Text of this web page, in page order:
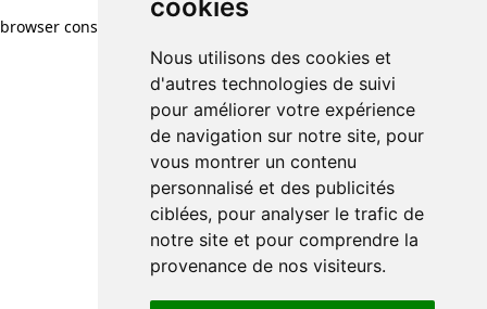
cookies
Nous utilisons des cookies et
d'autres technologies de suivi
pour améliorer votre expérience
de navigation sur notre site, pour
vous montrer un contenu
personnalisé et des publicités
ciblées, pour analyser le trafic de
notre site et pour comprendre la
provenance de nos visiteurs.
browser console for more information)